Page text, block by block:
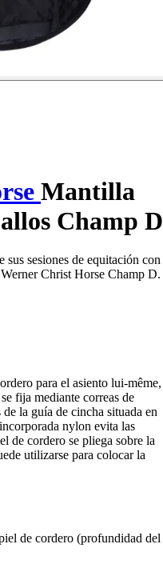
Mantilla
Champ D
sesiones de equitación con
Christ Horse Champ D.
para el asiento lui-même,
fija mediante correas de
la guía de cincha situada en
nylon evita las
de cordero se pliega sobre la
utilizarse para colocar la
de cordero (profundidad del